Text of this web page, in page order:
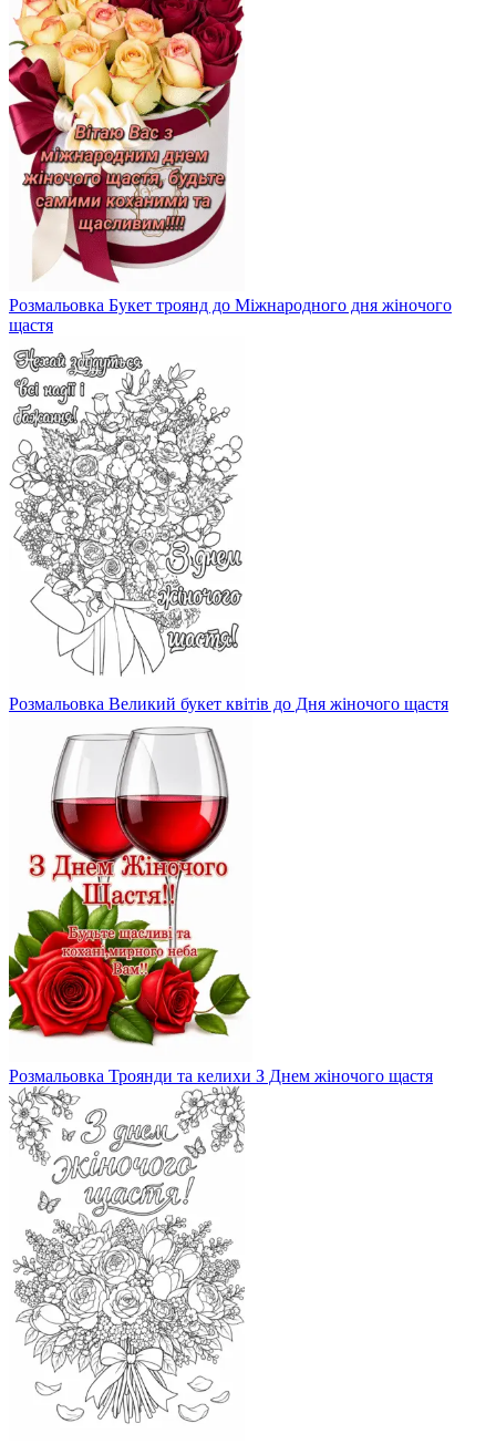
Розмальовка Букет троянд до Міжнародного дня жіночого
щастя
Розмальовка Великий букет квітів до Дня жіночого щастя
Розмальовка Троянди та келихи З Днем жіночого щастя